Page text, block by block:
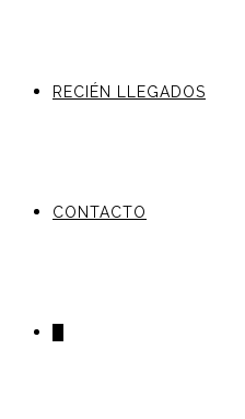
RECIÉN LLEGADOS
CONTACTO